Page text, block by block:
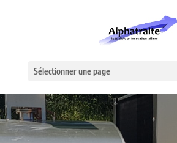
Sélectionner une page